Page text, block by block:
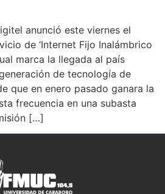
anunció este viernes el
de ‘Internet Fijo Inalámbrico
marca la llegada al país
de tecnología de
que en enero pasado ganara la
frecuencia en una subasta
[…]